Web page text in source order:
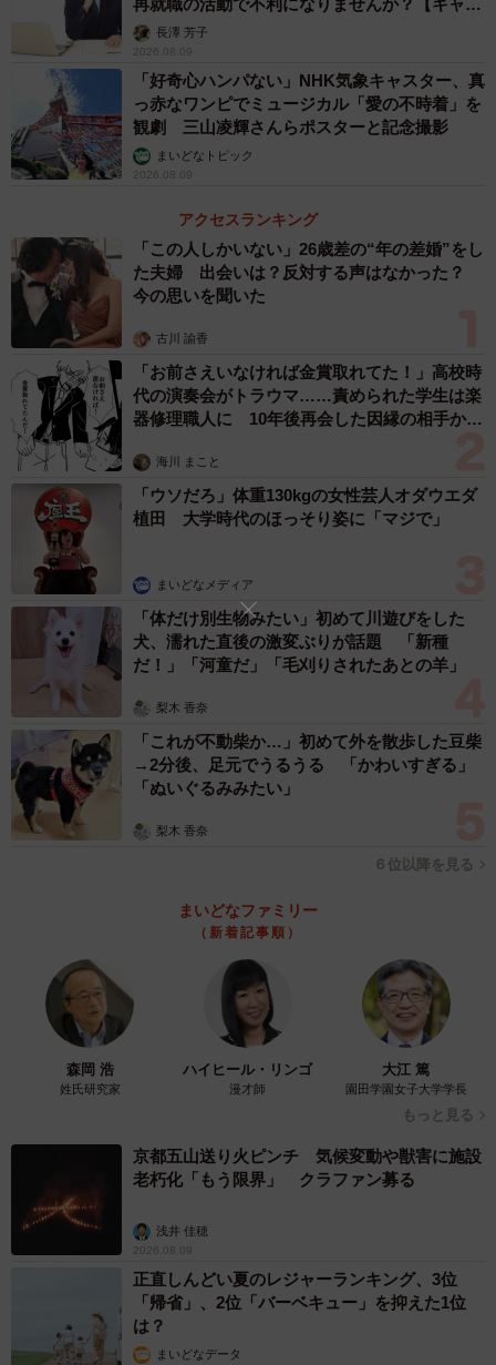
アカウンセラーが解説】
長澤 芳子
2026.08.09
「好奇心ハンパない」NHK気象キャスター、真
っ赤なワンピでミュージカル「愛の不時着」を
観劇 三山凌輝さんらポスターと記念撮影
まいどなトピック
2026.08.09
アクセスランキング
「この人しかいない」26歳差の“年の差婚”をし
た夫婦 出会いは？反対する声はなかった？
今の思いを聞いた
古川 諭香
「お前さえいなければ金賞取れてた！」高校時
代の演奏会がトラウマ……責められた学生は楽
器修理職人に 10年後再会した因縁の相手から
海川 まこと
「ウソだろ」体重130kgの女性芸人オダウエダ
植田 大学時代のほっそり姿に「マジで」
まいどなメディア
「体だけ別生物みたい」初めて川遊びをした
犬、濡れた直後の激変ぶりが話題 「新種
だ！」「河童だ」「毛刈りされたあとの羊」
梨木 香奈
「これが不動柴か…」初めて外を散歩した豆柴
→2分後、足元でうるうる 「かわいすぎる」
「ぬいぐるみみたい」
梨木 香奈
６位以降を見る
まいどなファミリー
（新着記事順）
森岡 浩
姓氏研究家
ハイヒール・リンゴ
漫才師
大江 篤
園田学園女子大学学長
もっと見る
京都五山送り火ピンチ 気候変動や獣害に施設
老朽化「もう限界」 クラファン募る
浅井 佳穂
2026.08.09
正直しんどい夏のレジャーランキング、3位
「帰省」、2位「バーベキュー」を抑えた1位
は？
まいどなデータ